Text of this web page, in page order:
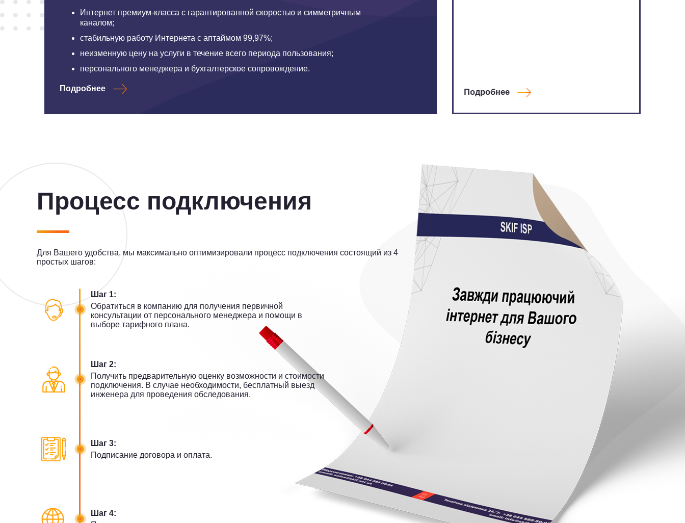
Интернет премиум-класса с гарантированной скоростью и симметричным
каналом;
стабильную работу Интернета с аптаймом 99,97%;
неизменную цену на услуги в течение всего периода пользования;
персонального менеджера и бухгалтерское сопровождение.
Подробнее Подробнее
Процесс подключения
Для Вашего удобства, мы максимально оптимизировали процесс подключения состоящий из 4
простых шагов:
Шаг 1:
Обратиться в компанию для получения первичной
консультации от персонального менеджера и помощи в
выборе тарифного плана.
Шаг 2:
Получить предварительную оценку возможности и стоимости
подключения. В случае необходимости, бесплатный выезд
инженера для проведения обследования.
Шаг 3:
Подписание договора и оплата.
Шаг 4: